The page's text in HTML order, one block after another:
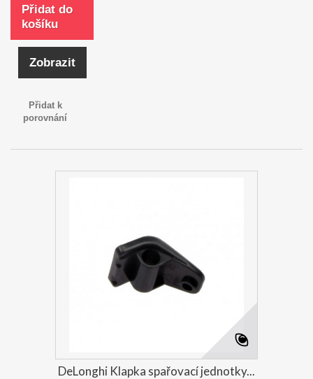
Přidat do
košíku
Zobrazit
Přidat k
porovnání
DeLonghi Klapka spařovací jednotky...